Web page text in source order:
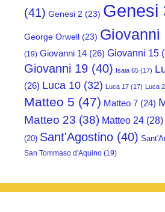
(41) Genesi 2 (23) Genesi
George Orwell (23) Giovanni
(19) Giovanni 14 (26) Giovanni 15
Giovanni 19 (40) Isaia 65 (17)
(26) Luca 10 (32) Luca 17 (17) Luca
Matteo 5 (47) Matteo 7 (24)
Matteo 23 (38) Matteo 24 (28)
(20) Sant'Agostino (40)
San Tommaso d'Aquino (19)